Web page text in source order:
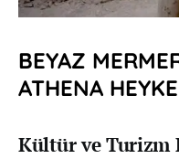
BEYAZ
ATHENA
Kültür ve Turizm